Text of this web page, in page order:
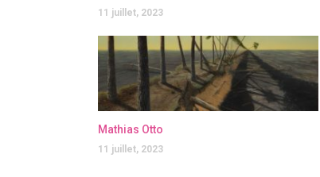
11 juillet, 2023
Mathias Otto
11 juillet, 2023